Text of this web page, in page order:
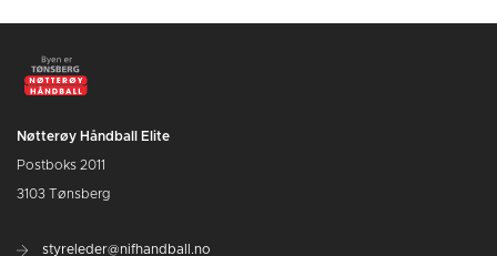
Nøtterøy Håndball Elite
Postboks 2011
3103 Tønsberg
styreleder@nifhandball.no